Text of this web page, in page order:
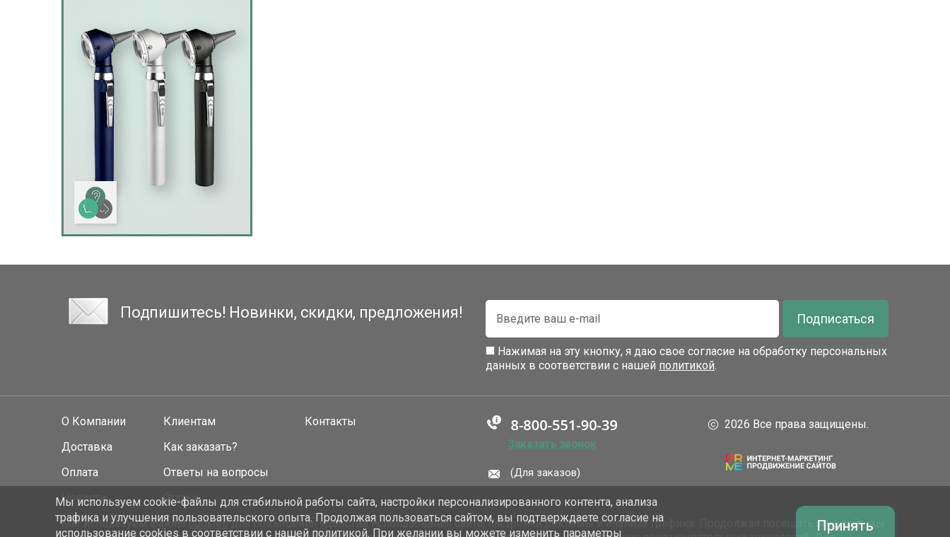
Подпишитесь! Новинки, скидки, предложения! Подписаться
Нажимая на эту кнопку, я даю свое согласие на обработку персональных
данных в соответствии с нашей политикой.
О Компании
Доставка
Оплата
Новости
Клиентам
Как заказать?
Ответы на вопросы
Статьи
Контакты
Заказать звонок
(Для заказов)
2026 Все права защищены.
Мы используем файлыcookiesдля повышения удобства использования сайта, настройки рекламы и анализа трафика. Продолжая посещать наш сайт, вы
Мы используем cookie-файлы для стабильной работы сайта, настройки персонализированного контента, анализа
трафика и улучшения пользовательского опыта. Продолжая пользоваться сайтом, вы подтверждаете согласие на
использование cookies в соответствии с нашей политикой. При желании вы можете изменить параметры Принять